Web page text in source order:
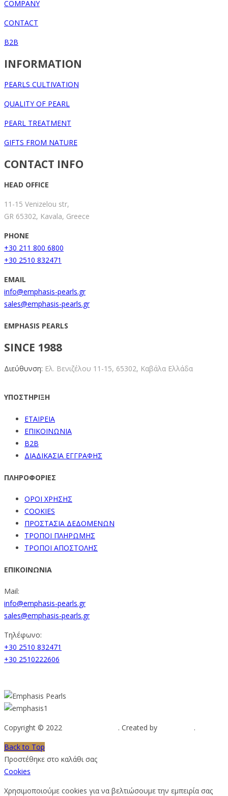
COMPANY
CONTACT
B2B
INFORMATION
PEARLS CULTIVATION
QUALITY OF PEARL
PEARL TREATMENT
GIFTS FROM NATURE
CONTACT INFO
HEAD OFFICE
11-15 Venizelou str,
GR 65302, Kavala, Greece
PHONE
+30 211 800 6800
+30 2510 832471
EMAIL
info@emphasis-pearls.gr
sales@emphasis-pearls.gr
EMPHASIS PEARLS
SINCE 1988
Διεύθυνση: Ελ. Βενιζέλου 11-15, 65302, Καβάλα Ελλάδα
ΥΠΟΣΤΗΡΙΞΗ
ΕΤΑΙΡΕΙΑ
ΕΠΙΚΟΙΝΩΝΙΑ
B2B
ΔΙΑΔΙΚΑΣΙΑ ΕΓΓΡΑΦΗΣ
ΠΛΗΡΟΦΟΡΙΕΣ
ΟΡΟΙ ΧΡΗΣΗΣ
COOKIES
ΠΡΟΣΤΑΣΙΑ ΔΕΔΟΜΕΝΩΝ
ΤΡΟΠΟΙ ΠΛΗΡΩΜΗΣ
ΤΡΟΠΟΙ ΑΠΟΣΤΟΛΗΣ
ΕΠΙΚΟΙΝΩΝΙΑ
Mail:
info@emphasis-pearls.gr
sales@emphasis-pearls.gr
Τηλέφωνο:
+30 2510 832471
+30 2510222606
Copyright © 2022 . Created by
.
Back to Top
Προστέθηκε στο καλάθι σας
Cookies
Χρησιμοποιούμε cookies για να βελτιώσουμε την εμπειρία σας